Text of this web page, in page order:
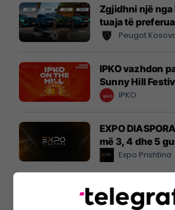
Zgjidhni një
tuaja të
Peugot
IPKO vazhdon
Sunny Hill
IPKO
EXPO
më 3, 4 dhe 5
Expo Prishtina